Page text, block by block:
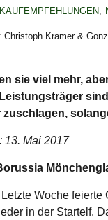
KAUFEMPFEHLUNGEN,
sie viel mehr,
13. Mai 2017
Woche
in der Startelf.